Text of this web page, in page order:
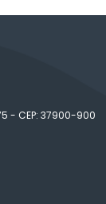
- CEP: 37900-900